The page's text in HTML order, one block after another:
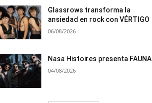
Glassrows transforma la
ansiedad en rock con VÉRTIGO
06/08/2026
Nasa Histoires presenta FAUNA
04/08/2026